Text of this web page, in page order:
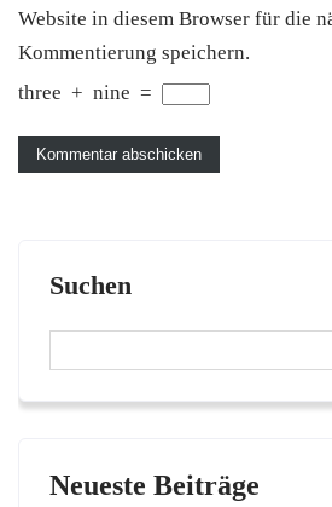
Website in diesem Browser für die
Kommentierung speichern.
three + nine =
Suchen
Neueste Beiträge